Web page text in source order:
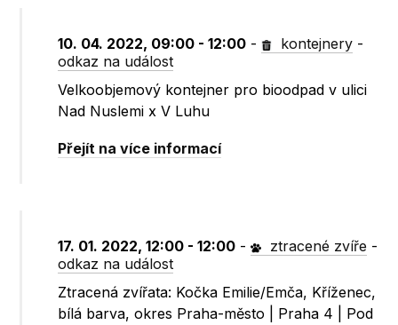
10. 04. 2022, 09:00 - 12:00 - kontejnery -
odkaz na událost
Velkoobjemový kontejner pro bioodpad v ulici
Nad Nuslemi x V Luhu
Přejít na více informací
17. 01. 2022, 12:00 - 12:00 - ztracené zvíře -
odkaz na událost
Ztracená zvířata: Kočka Emilie/Emča, Kříženec,
bílá barva, okres Praha-město | Praha 4 | Pod